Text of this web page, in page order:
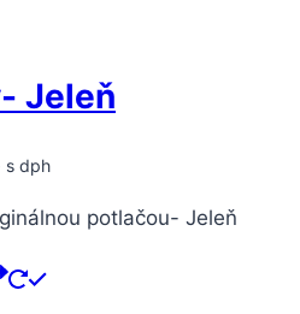
Jeleň
s dph
potlačou- Jeleň